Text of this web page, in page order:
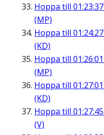
Hoppa till 01:23:37
(MP)
Hoppa till 01:24:27
(KD)
Hoppa till 01:26:01
(MP)
Hoppa till 01:27:01
(KD)
Hoppa till 01:27:45
(V)